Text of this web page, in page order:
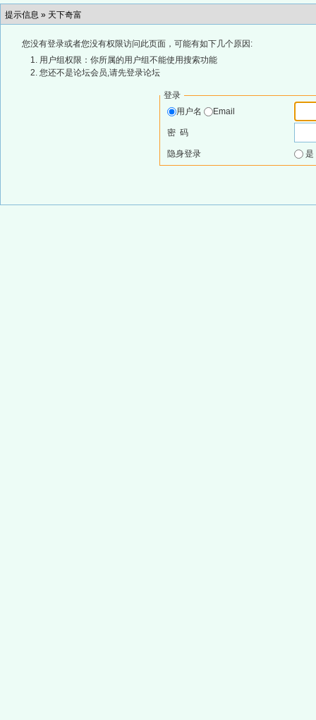
提示信息 » 天下奇富
您没有登录或者您没有权限访问此页面，可能有如下几个原因:
用户组权限：你所属的用户组不能使用搜索功能
您还不是论坛会员,请先登录论坛
登录
用户名
Email
密 码
隐身登录